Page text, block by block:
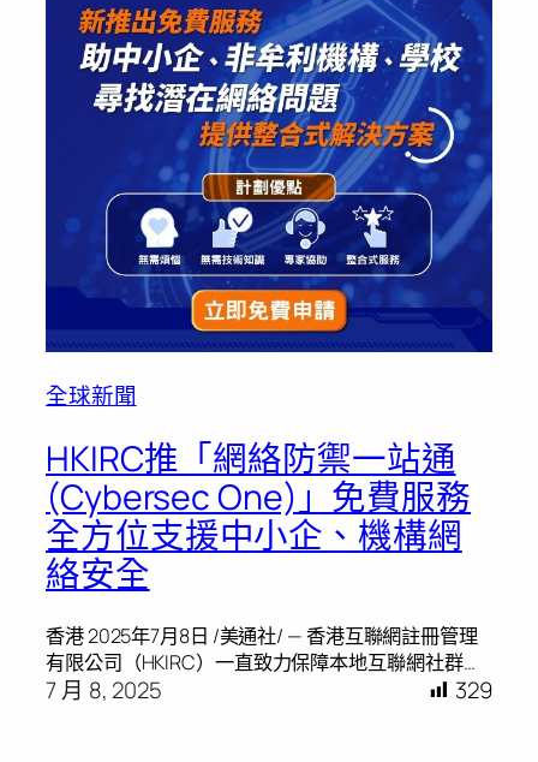
全球新聞
HKIRC推「網絡防禦一站通
(Cybersec One)」免費服務
全方位支援中小企、機構網
絡安全
香港 2025年7月8日 /美通社/ — 香港互聯網註冊管理
有限公司（HKIRC）一直致力保障本地互聯網社群…
7 月 8, 2025 329